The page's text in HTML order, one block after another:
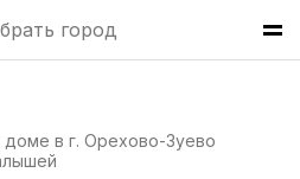
город
в г. Орехово-Зуево